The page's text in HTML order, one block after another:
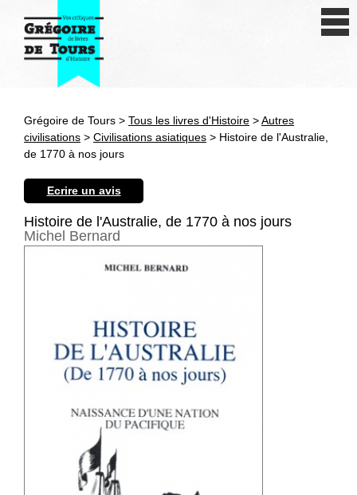
Antiquité
XXe siècle
Thématiques
Grégoire de Tours > Tous les livres d'Histoire >Autres
civilisations > Civilisations asiatiques > Histoire de l'Australie,
de 1770 à nos jours
Ecrire un avis
Histoire de l'Australie, de 1770 à nos jours
Michel Bernard